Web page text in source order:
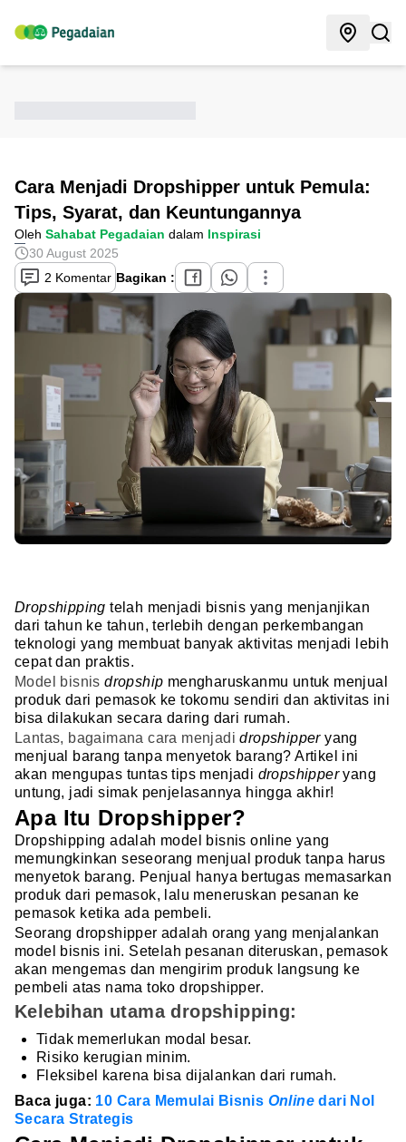
Cara Menjadi Dropshipper untuk Pemula:
Tips, Syarat, dan Keuntungannya
Oleh Sahabat Pegadaian dalam Inspirasi
30 August 2025
2 Komentar Bagikan :
Dropshippingtelah menjadi bisnis yang menjanjikan
dari tahun ke tahun, terlebih dengan perkembangan
teknologi yang membuat banyak aktivitas menjadi lebih
cepat dan praktis.
Model bisnisdropship mengharuskanmu untuk menjual
produk dari pemasok ke tokomu sendiri dan aktivitas ini
bisa dilakukan secara daring dari rumah.
Lantas, bagaimana cara menjadidropshipperyang
menjual barang tanpa menyetok barang? Artikel ini
akan mengupas tuntas tips menjadi dropshipperyang
untung, jadi simak penjelasannya hingga akhir!
Apa Itu Dropshipper?
Dropshipping adalah model bisnis online yang
memungkinkan seseorang menjual produk tanpa harus
menyetok barang. Penjual hanya bertugas memasarkan
produk dari pemasok, lalu meneruskan pesanan ke
pemasok ketika ada pembeli.
Seorang dropshipper adalah orang yang menjalankan
model bisnis ini. Setelah pesanan diteruskan, pemasok
akan mengemas dan mengirim produk langsung ke
pembeli atas nama toko dropshipper.
Kelebihan utama dropshipping:
Tidak memerlukan modal besar.
Risiko kerugian minim.
Fleksibel karena bisa dijalankan dari rumah.
Baca juga: 10 Cara Memulai Bisnis Onlinedari Nol
Secara Strategis